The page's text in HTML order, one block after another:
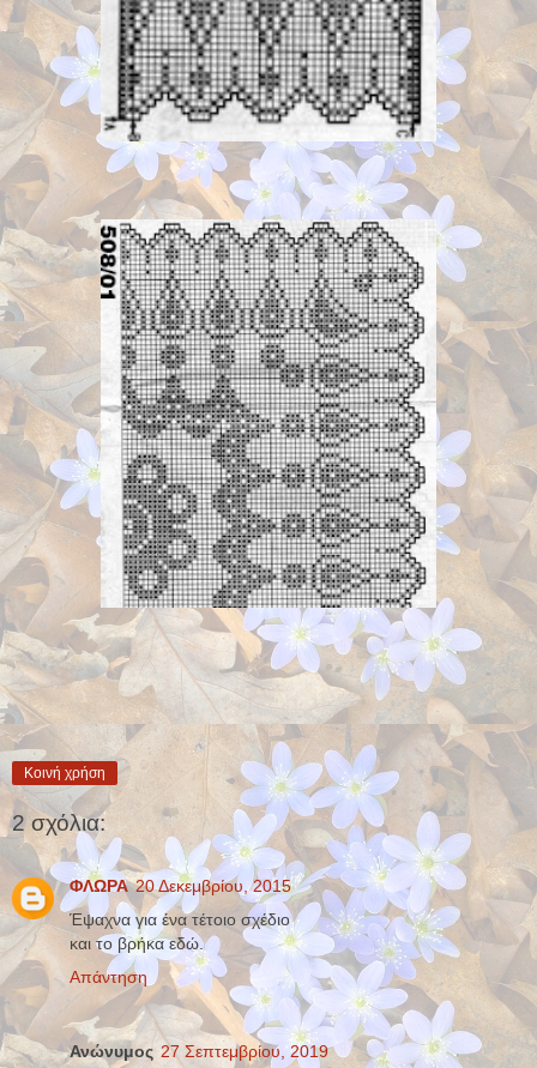
Κοινή χρήση
2 σχόλια:
ΦΛΩΡΑ 20 Δεκεμβρίου, 2015
Έψαχνα για ένα τέτοιο σχέδιο
και το βρήκα εδώ.
Απάντηση
Ανώνυμος 27 Σεπτεμβρίου, 2019